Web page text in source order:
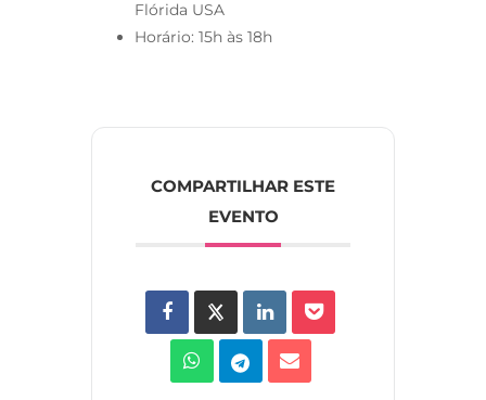
Flórida USA
Horário: 15h às 18h
COMPARTILHAR ESTE
EVENTO